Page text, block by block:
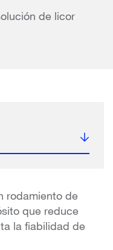
de licor
rodamiento de
que reduce
la fiabilidad de